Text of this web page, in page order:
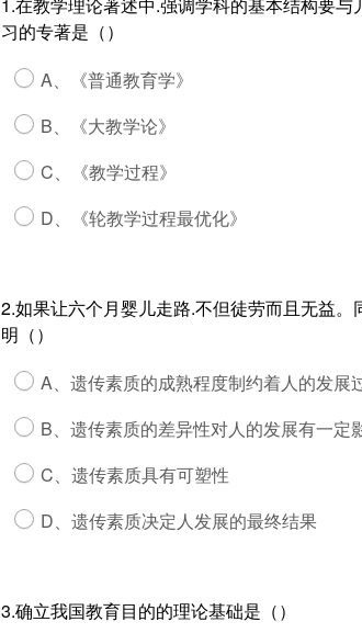
习的专著是（）
A、《普通教育学》
B、《大教学论》
C、《教学过程》
D、《轮教学过程最优化》
2.如果让六个月婴儿走路.不但徒劳而且无益
明（）
A、遗传素质的成熟程度制约着人的发展
B、遗传素质的差异性对人的发展有一定
C、遗传素质具有可塑性
D、遗传素质决定人发展的最终结果
3.确立我国教育目的的理论基础是（）